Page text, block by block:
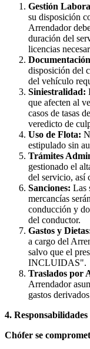
Gestión
su disposición
Arrendador
duración del
licencias
disposición del
del vehículo
Siniestralidad:
que afecten al
casos de tasas
veredicto de
Uso de Flota:
estipulado sin
Trámites
gestionado el
del servicio, así
Sanciones: Las
mercancías
conducción y
del conductor.
Gastos y
a cargo del
salvo que el
INCLUIDAS".
Traslados por
Arrendador
gastos
4.
Chófer se